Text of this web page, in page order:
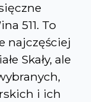
511. To
najczęściej
Skały, ale
i ich